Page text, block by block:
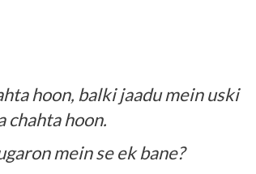
hoon, balki jaadu mein uski
chahta hoon.
mein se ek bane?